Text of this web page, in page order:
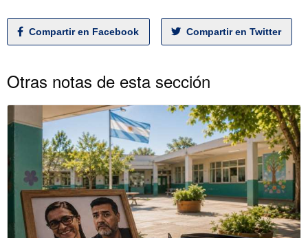
Compartir en Facebook Compartir en Twitter
Otras notas de esta sección